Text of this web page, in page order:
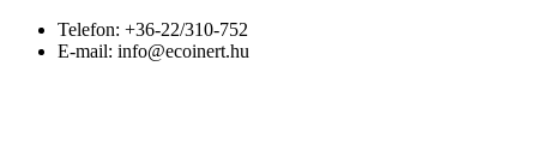
Telefon: +36-22/310-752
E-mail: info@ecoinert.hu